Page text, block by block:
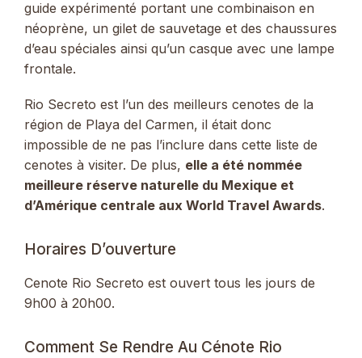
guide expérimenté portant une combinaison en
néoprène, un gilet de sauvetage et des chaussures
d’eau spéciales ainsi qu’un casque avec une lampe
frontale.
Rio Secreto est l’un des meilleurs cenotes de la
région de Playa del Carmen, il était donc
impossible de ne pas l’inclure dans cette liste de
cenotes à visiter. De plus, elle a été nommée
meilleure réserve naturelle du Mexique et
d’Amérique centrale aux World Travel Awards.
Horaires D’ouverture
Cenote Rio Secreto est ouvert tous les jours de
9h00 à 20h00.
Comment Se Rendre Au Cénote Rio